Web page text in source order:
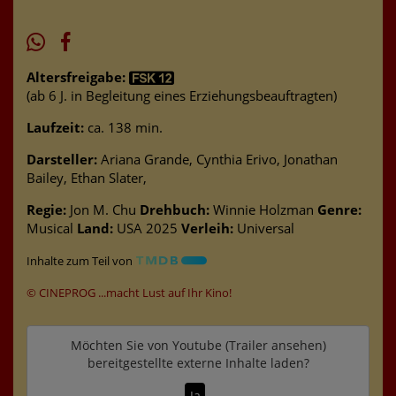
Altersfreigabe:
(ab 6 J. in Begleitung eines Erziehungsbeauftragten)
Laufzeit: ca. 138 min.
Darsteller: Ariana Grande, Cynthia Erivo, Jonathan
Bailey, Ethan Slater,
Regie: Jon M. Chu Drehbuch: Winnie Holzman Genre:
Musical Land: USA 2025 Verleih: Universal
Inhalte zum Teil von
© CINEPROG ...macht Lust auf Ihr Kino!
Möchten Sie von Youtube (Trailer ansehen)
bereitgestellte externe Inhalte laden?